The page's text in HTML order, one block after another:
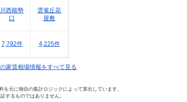
川西能勢
口
7,792件
雲雀丘花
屋敷
4,225件
家賃相場情報をすべて見る
元に独自の集計ロジックによって算出しています。
するものではありません。